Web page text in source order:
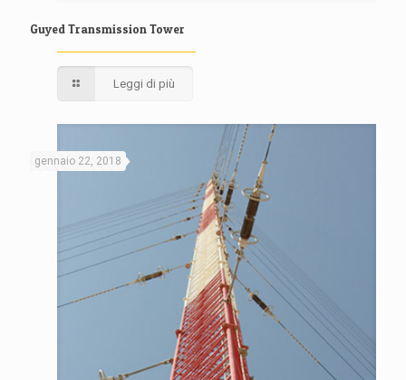
Guyed Transmission Tower
Leggi di più
gennaio 22, 2018